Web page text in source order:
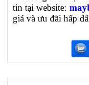
tin tại website:
giá và ưu đãi hấp